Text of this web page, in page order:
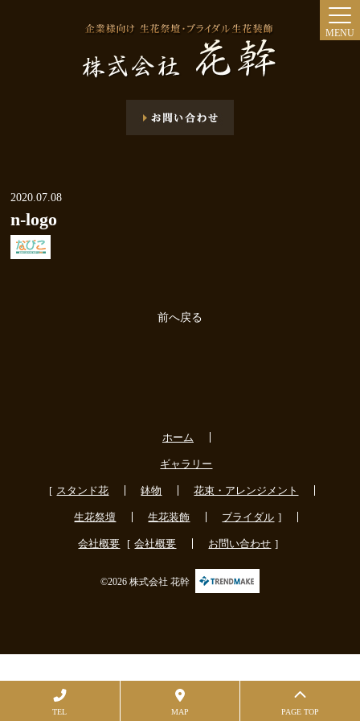
MENU
2020.07.08
n-logo
前へ戻る
ホーム
ギャラリー
スタンド花 鉢物 花束・アレンジメント
生花祭壇 生花装飾 ブライダル
会社概要 会社概要 お問い合わせ
©2026 株式会社 花幹
TEL MAP PAGE TOP